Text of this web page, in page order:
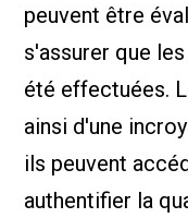
peuvent être
s'assurer que
été effectuées.
ainsi d'une
ils peuvent
authentifier la